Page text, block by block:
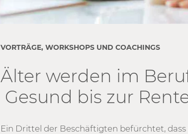
VORTRÄGE, WORKSHOPS UND COACHINGS
Älter werden im
Gesund bis zur
Ein Drittel der Beschäftigten befürchtet, dass